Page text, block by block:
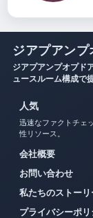
ジアプアン
ジアプアンプオプド
ュースルーム構成で
人気
迅速なファクトチェ
性リソース。
会社概要
お問い合わせ
私たちのストーリ
プライバシーポリ